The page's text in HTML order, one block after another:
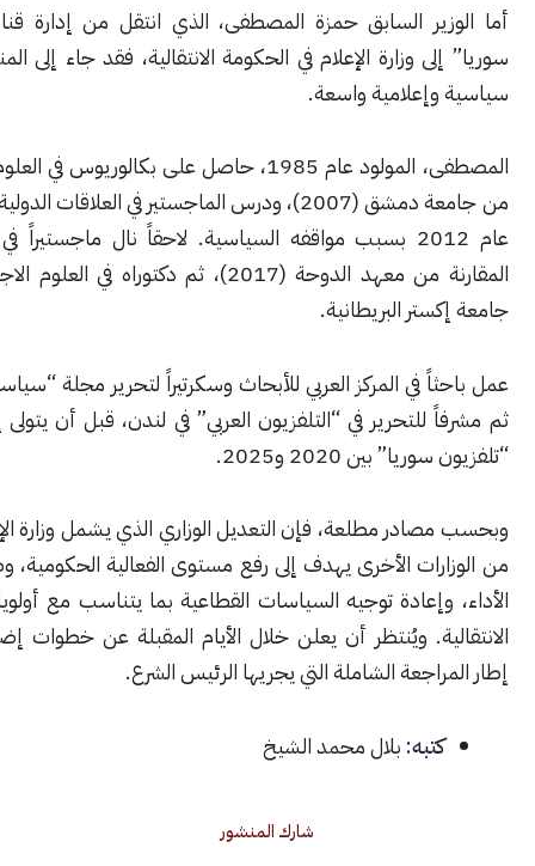
السابق حمزة المصطفى، الذي انتقل من إدارة قناة “تلفزيون
وزارة الإعلام في الحكومة الانتقالية، فقد جاء إلى المنصب بخبرة
واسعة.
المصطفى، المولود عام 1985، حاصل على بكالوريوس في العلوم السياسية
من جامعة دمشق (2007)، ودرس الماجستير في العلاقات الدولية قبل فصله
عام 2012 بسبب مواقفه السياسية. لاحقاً نال ماجستيراً في السياسات
المقارنة من معهد الدوحة (2017)، ثم دكتوراه في العلوم الاجتماعية من
البريطانية.
في المركز العربي للأبحاث وسكرتيراً لتحرير مجلة “سياسات عربية”،
للتحرير في “التلفزيون العربي” في لندن، قبل أن يتولى إدارة شبكة
بين 2020 و2025.
مطلعة، فإن التعديل الوزاري الذي يشمل وزارة الإعلام وعدداً
الأخرى يهدف إلى رفع مستوى الفعالية الحكومية، وضبط معايير
وإعادة توجيه السياسات القطاعية بما يتناسب مع أولويات المرحلة
ويُنتظر أن يعلن خلال الأيام المقبلة عن خطوات إضافية ضمن
الشاملة التي يجريها الرئيس الشرع.
بلال محمد الشيخ
شارك المنشور